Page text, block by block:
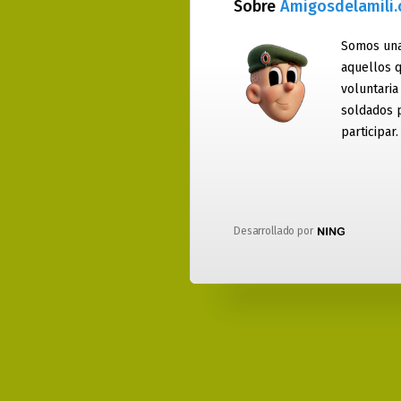
Sobre
Somos
aquellos
voluntaria
soldados
participar.
Desarrollado por